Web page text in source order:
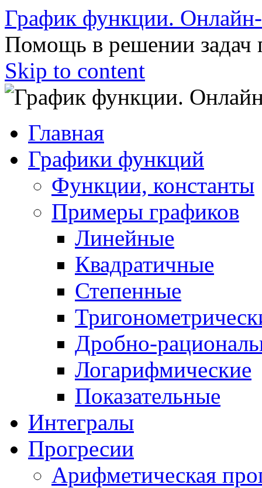
График функции.
Помощь в решении задач
Skip to content
Главная
Графики функций
Функции, константы
Примеры графиков
Линейные
Квадратичные
Степенные
Дробно-
Логарифмические
Показательные
Интегралы
Прогресии
Арифметическая